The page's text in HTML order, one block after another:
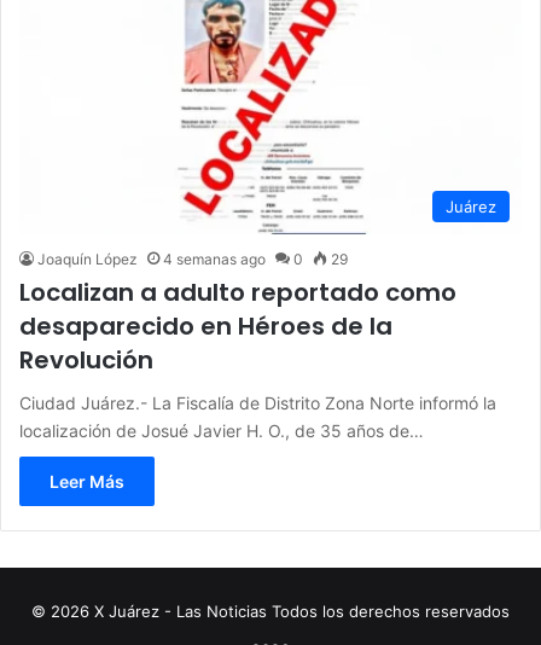
Juárez
Joaquín López 4 semanas ago 0 29
Localizan a adulto reportado como
desaparecido en Héroes de la
Revolución
Ciudad Juárez.- La Fiscalía de Distrito Zona Norte informó la
localización de Josué Javier H. O., de 35 años de…
Leer Más
© 2026 X Juárez - Las Noticias Todos los derechos reservados